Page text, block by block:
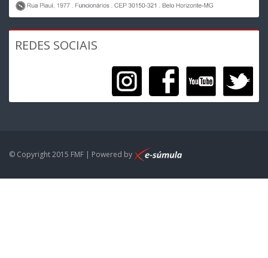
REDES SOCIAIS
© Copyright 2015 FMF | Powered by